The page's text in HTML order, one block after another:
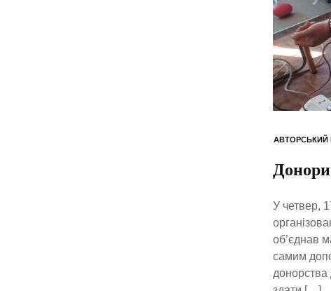
АВТОРСЬКИЙ
У четвер,
об’єднав
самим
донорства